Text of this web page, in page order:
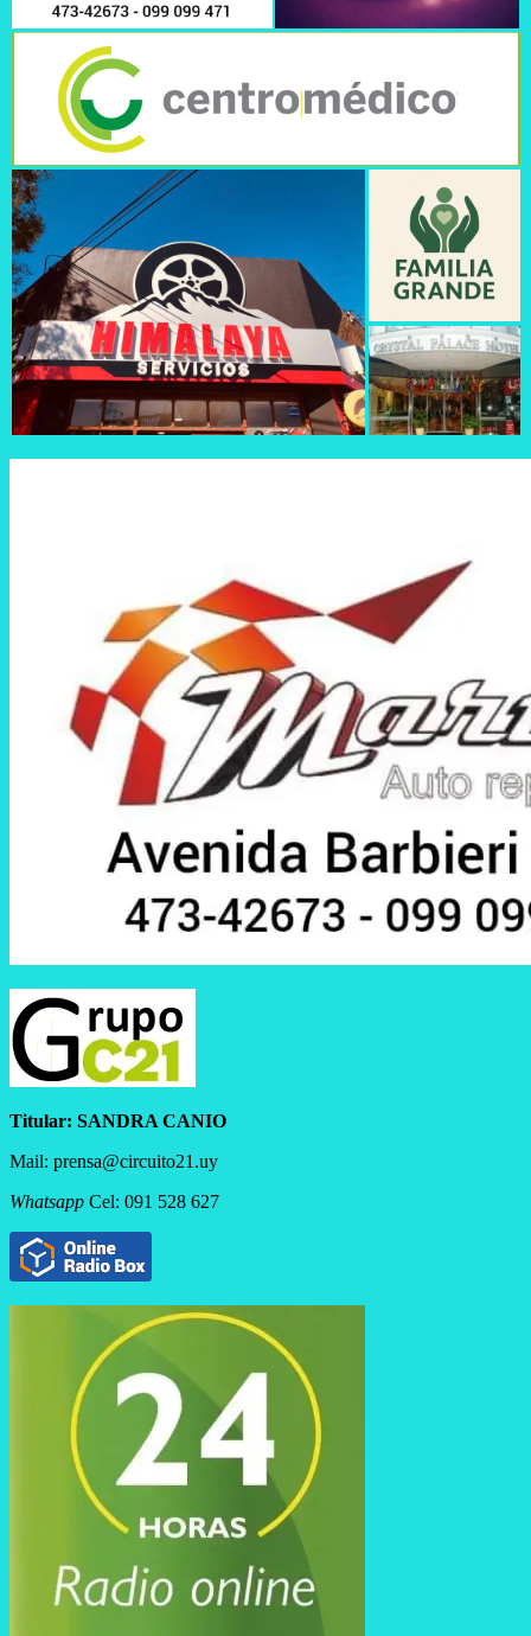
Titular: SANDRA CANIO
Mail: prensa@circuito21.uy
Whatsapp Cel: 091 528 627